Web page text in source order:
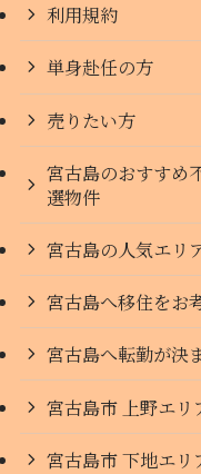
利用規約
単身赴任の方
売りたい方
宮古島のおすすめ
選物件
宮古島の人気エリ
宮古島へ移住をお
宮古島へ転勤が決
宮古島市 上野エリ
宮古島市 下地エリ